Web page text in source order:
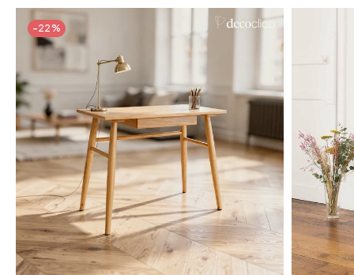
-22%